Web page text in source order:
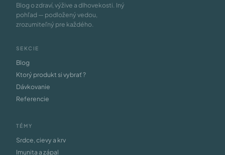
Blog o zdraví, výžive a dlhovekosti. Iný
pohľad — podložený vedou,
zrozumiteľný pre každého.
SEKCIE
Blog
Ktorý produkt si vybrať ?
Dávkovanie
Referencie
TÉMY
Srdce, cievy a krv
Imunita a zápal